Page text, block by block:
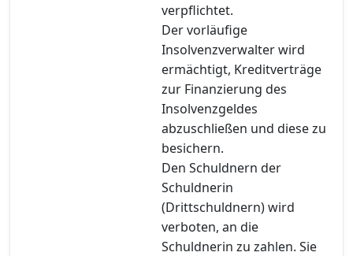
verpflichtet.
Der vorläufige
Insolvenzverwalter wird
ermächtigt, Kreditverträge
zur Finanzierung des
Insolvenzgeldes
abzuschließen und diese zu
besichern.
Den Schuldnern der
Schuldnerin
(Drittschuldnern) wird
verboten, an die
Schuldnerin zu zahlen. Sie